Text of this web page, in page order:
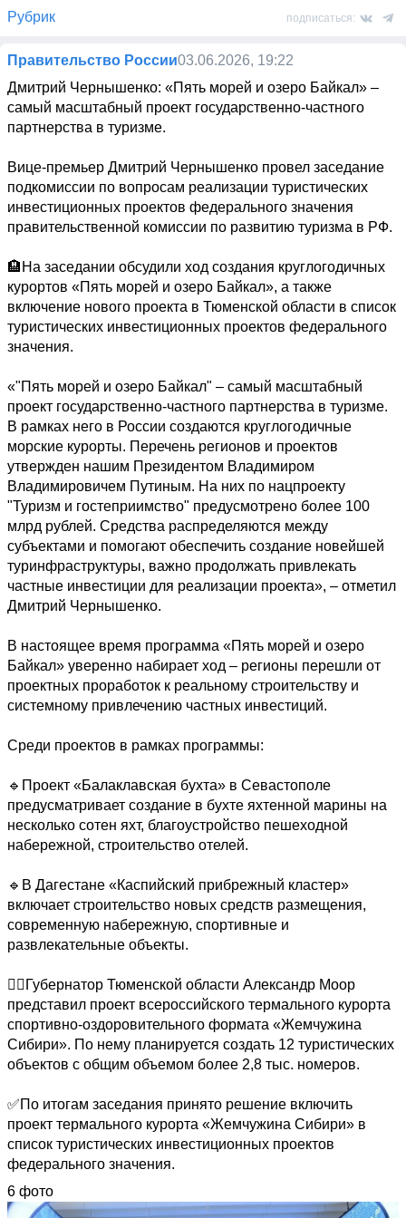
Рубрик подписаться:
Правительство России03.06.2026, 19:22
Дмитрий Чернышенко: «Пять морей и озеро Байкал» –
самый масштабный проект государственно-частного
партнерства в туризме.
Вице-премьер Дмитрий Чернышенко провел заседание
подкомиссии по вопросам реализации туристических
инвестиционных проектов федерального значения
правительственной комиссии по развитию туризма в РФ.
🏨На заседании обсудили ход создания круглогодичных
курортов «Пять морей и озеро Байкал», а также
включение нового проекта в Тюменской области в список
туристических инвестиционных проектов федерального
значения.
«"Пять морей и озеро Байкал" – самый масштабный
проект государственно-частного партнерства в туризме.
В рамках него в России создаются круглогодичные
морские курорты. Перечень регионов и проектов
утвержден нашим Президентом Владимиром
Владимировичем Путиным. На них по нацпроекту
"Туризм и гостеприимство" предусмотрено более 100
млрд рублей. Средства распределяются между
субъектами и помогают обеспечить создание новейшей
туринфраструктуры, важно продолжать привлекать
частные инвестиции для реализации проекта», – отметил
Дмитрий Чернышенко.
В настоящее время программа «Пять морей и озеро
Байкал» уверенно набирает ход – регионы перешли от
проектных проработок к реальному строительству и
системному привлечению частных инвестиций.
Среди проектов в рамках программы:
🔹Проект «Балаклавская бухта» в Севастополе
предусматривает создание в бухте яхтенной марины на
несколько сотен яхт, благоустройство пешеходной
набережной, строительство отелей.
🔹В Дагестане «Каспийский прибрежный кластер»
включает строительство новых средств размещения,
современную набережную, спортивные и
развлекательные объекты.
🏊‍♂Губернатор Тюменской области Александр Моор
представил проект всероссийского термального курорта
спортивно-оздоровительного формата «Жемчужина
Сибири». По нему планируется создать 12 туристических
объектов с общим объемом более 2,8 тыс. номеров.
✅По итогам заседания принято решение включить
проект термального курорта «Жемчужина Сибири» в
список туристических инвестиционных проектов
федерального значения.
6 фото